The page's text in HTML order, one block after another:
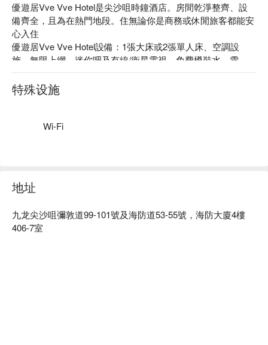
優遊居Vve Vve Hotel是尖沙咀時鐘酒店。房間乾淨整齊、設
備齊全，且為在熱門地段。住無論你是商務或休閒旅客都能安
心入住
優遊居Vve Vve Hotel設備：1張大床或2張單人床、空調設
施、無限上網、迷你吧及有線/衛星電視、免費樽裝水、雪
櫃。
優遊居Vve Vve Hotel推薦：距離佐敦地鐵站僅有 2 分鐘步行
路程
優遊居Vve Vve Hotel尖沙咀時鐘酒店、優遊居 Vve Vve Hotel
特殊设施
Wi-Fi
地址
九龙尖沙咀彌敦道99-101號及海防道53-55號，海防大廈4樓
406-7室